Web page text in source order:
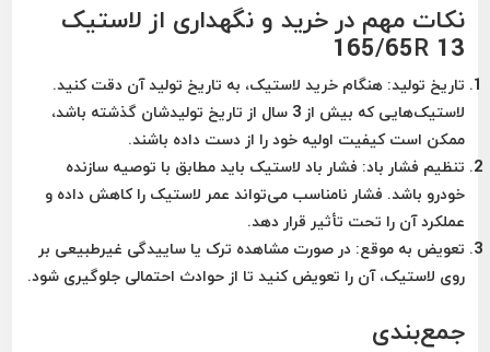
نکات مهم در خرید و نگهداری از لاستیک
165/65R 13
تاریخ تولید: هنگام خرید لاستیک، به تاریخ تولید آن دقت کنید.
لاستیک‌هایی که بیش از 3 سال از تاریخ تولیدشان گذشته باشد،
ممکن است کیفیت اولیه خود را از دست داده باشند.
تنظیم فشار باد: فشار باد لاستیک باید مطابق با توصیه سازنده
خودرو باشد. فشار نامناسب می‌تواند عمر لاستیک را کاهش داده و
عملکرد آن را تحت تأثیر قرار دهد.
تعویض به موقع: در صورت مشاهده ترک یا ساییدگی غیرطبیعی بر
روی لاستیک، آن را تعویض کنید تا از حوادث احتمالی جلوگیری شود.
جمع‌بندی